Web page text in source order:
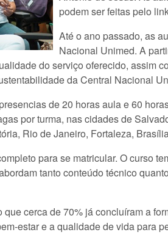
podem ser feitas pelo
Até o ano passado, as
Nacional Unimed. A
do serviço oferecido, assim
da Central Nacional
de 20 horas aula e 60
por turma, nas cidades de
Rio de Janeiro, Fortaleza,
para se matricular. O curso
tanto conteúdo técnico
cerca de 70% já concluíram a
estar e a qualidade de vida para